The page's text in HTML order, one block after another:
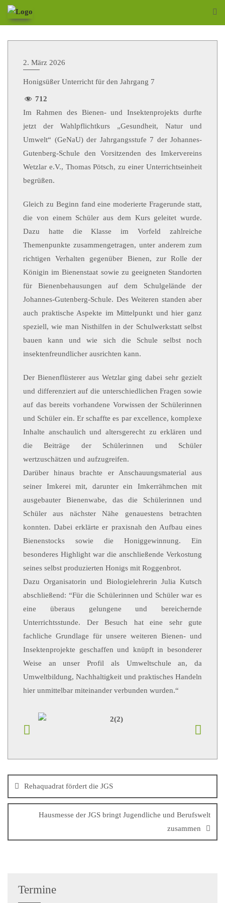
2. März 2026
Honigsüßer Unterricht für den Jahrgang 7
712
Im Rahmen des Bienen- und Insektenprojekts durfte
jetzt der Wahlpflichtkurs „Gesundheit, Natur und
Umwelt“ (GeNaU) der Jahrgangsstufe 7 der Johannes-
Gutenberg-Schule den Vorsitzenden des Imkervereins
Wetzlar e.V., Thomas Pötsch, zu einer Unterrichtseinheit
begrüßen.
Gleich zu Beginn fand eine moderierte Fragerunde statt,
die von einem Schüler aus dem Kurs geleitet wurde.
Dazu hatte die Klasse im Vorfeld zahlreiche
Themenpunkte zusammengetragen, unter anderem zum
richtigen Verhalten gegenüber Bienen, zur Rolle der
Königin im Bienenstaat sowie zu geeigneten Standorten
für Bienenbehausungen auf dem Schulgelände der
Johannes-Gutenberg-Schule. Des Weiteren standen aber
auch praktische Aspekte im Mittelpunkt und hier ganz
speziell, wie man Nisthilfen in der Schulwerkstatt selbst
bauen kann und wie sich die Schule selbst noch
insektenfreundlicher ausrichten kann.
Der Bienenflüsterer aus Wetzlar ging dabei sehr gezielt
und differenziert auf die unterschiedlichen Fragen sowie
auf das bereits vorhandene Vorwissen der Schülerinnen
und Schüler ein. Er schaffte es par excellence, komplexe
Inhalte anschaulich und altersgerecht zu erklären und
die Beiträge der Schülerinnen und Schüler
wertzuschätzen und aufzugreifen.
Darüber hinaus brachte er Anschauungsmaterial aus
seiner Imkerei mit, darunter ein Imkerrähmchen mit
ausgebauter Bienenwabe, das die Schülerinnen und
Schüler aus nächster Nähe genauestens betrachten
konnten. Dabei erklärte er praxisnah den Aufbau eines
Bienenstocks sowie die Honiggewinnung. Ein
besonderes Highlight war die anschließende Verkostung
seines selbst produzierten Honigs mit Roggenbrot.
Dazu Organisatorin und Biologielehrerin Julia Kutsch
abschließend: “Für die Schülerinnen und Schüler war es
eine überaus gelungene und bereichernde
Unterrichtsstunde. Der Besuch hat eine sehr gute
fachliche Grundlage für unsere weiteren Bienen- und
Insektenprojekte geschaffen und knüpft in besonderer
Weise an unser Profil als Umweltschule an, da
Umweltbildung, Nachhaltigkeit und praktisches Handeln
hier unmittelbar miteinander verbunden wurden.“
Rehaquadrat fördert die JGS
Hausmesse der JGS bringt Jugendliche und Berufswelt
zusammen
Termine